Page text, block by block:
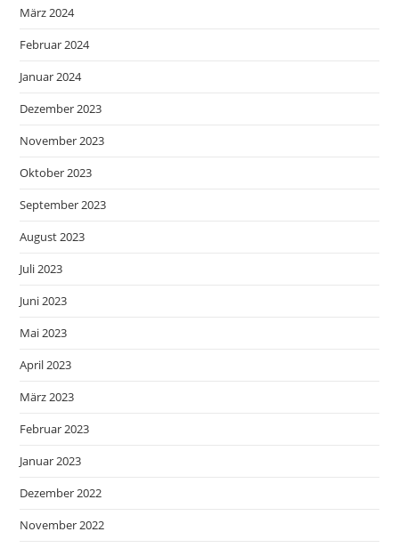
März 2024
Februar 2024
Januar 2024
Dezember 2023
November 2023
Oktober 2023
September 2023
August 2023
Juli 2023
Juni 2023
Mai 2023
April 2023
März 2023
Februar 2023
Januar 2023
Dezember 2022
November 2022